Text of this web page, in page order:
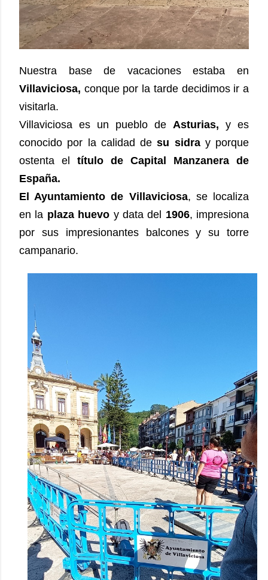
Nuestra base de vacaciones estaba en
Villaviciosa, conque por la tarde decidimos ir a
visitarla.
Villaviciosa es un pueblo de Asturias, y es
conocido por la calidad desu sidray porque
ostenta el título de Capital Manzanera de
España.
El Ayuntamiento de Villaviciosa, se localiza
en la plaza huevo y data del 1906, impresiona
por sus impresionantes balcones y su torre
campanario.